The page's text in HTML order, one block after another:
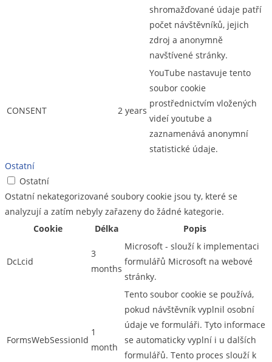
shromažďované údaje patří
počet návštěvníků, jejich
zdroj a anonymně
navštívené stránky.
CONSENT 2 years
YouTube nastavuje tento
soubor cookie
prostřednictvím vložených
videí youtube a
zaznamenává anonymní
statistické údaje.
Ostatní
Ostatní
Ostatní nekategorizované soubory cookie jsou ty, které se
analyzují a zatím nebyly zařazeny do žádné kategorie.
Cookie
Délka Popis
DcLcid
3
months
Microsoft - slouží k implementaci
formulářů Microsoft na webové
stránky.
FormsWebSessionId
1
month
Tento soubor cookie se používá,
pokud návštěvník vyplnil osobní
údaje ve formuláři. Tyto informace
se automaticky vyplní i u dalších
formulářů. Tento proces slouží k